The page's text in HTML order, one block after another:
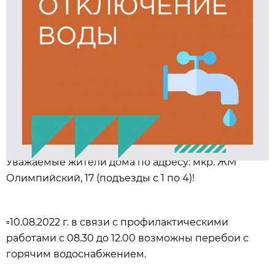
Уважаемые жители дома по адресу: мкр. ЖМ
Олимпийский, 17 (подъезды с 1 по 4)!
▫️10.08.2022 г. в связи с профилактическими
работами с 08.30 до 12.00 возможны перебои с
горячим водоснабжением.